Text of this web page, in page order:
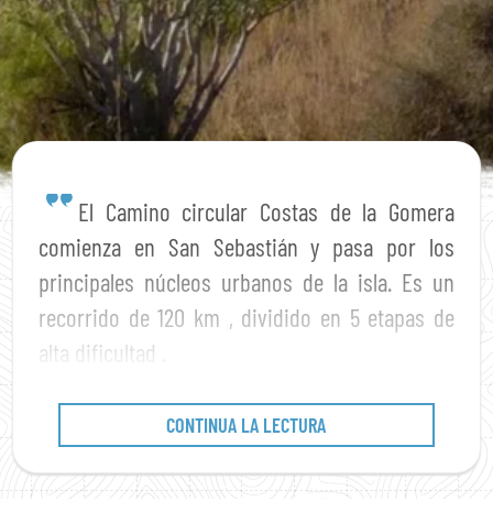
El Camino circular Costas de la Gomera
comienza en San Sebastián y pasa por los
principales núcleos urbanos de la isla. Es un
recorrido de 120 km , dividido en 5 etapas de
alta dificultad .
CONTINUA LA LECTURA